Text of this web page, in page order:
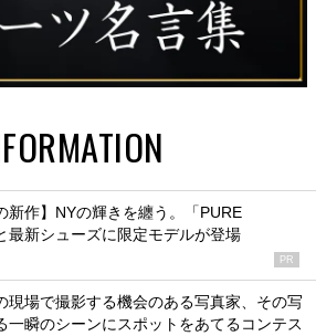
新作】NYの輝きを纏う。「PURE
最新シューズに限定モデルが登場
PR
現場で撮影する機会のある写真家、その写
一瞬のシーンにスポットをあてるコンテス